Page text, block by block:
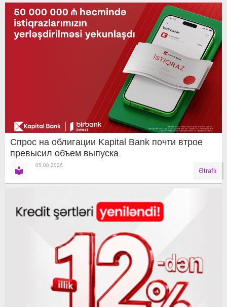
Спрос на облигации Kapital Bank почти втрое
превысил объем выпуска
05.08.2026
Ətraflı